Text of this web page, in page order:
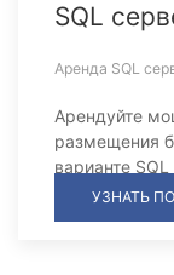
SQL
Аренда SQL
Арендуйте
размещения
варианте SQL
УЗНАТЬ